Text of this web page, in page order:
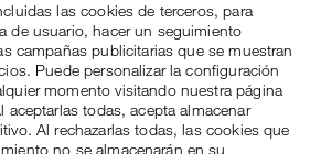
las cookies de terceros, para
de usuario, hacer un seguimiento
campañas publicitarias que se muestran
Puede personalizar la configuración
momento visitando nuestra página
aceptarlas todas, acepta almacenar
Al rechazarlas todas, las cookies que
no se almacenarán en su